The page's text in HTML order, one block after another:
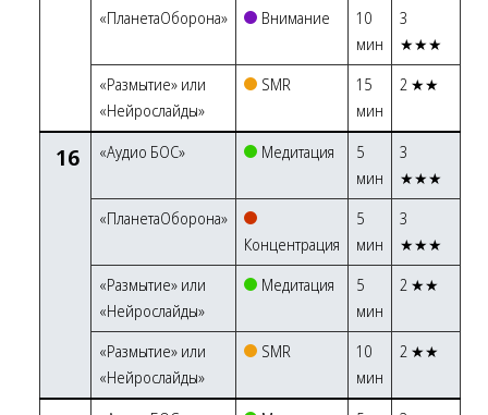
«ПланетаОборона»
Внимание
10
мин
3
★★★
«Размытие» или
«Нейрослайды»
SMR
15
мин
2 ★★
16 «Аудио БОС» Медитация
5
мин
3
★★★
«ПланетаОборона»
Концентрация
5
мин
3
★★★
«Размытие» или
«Нейрослайды»
Медитация
5
мин
2 ★★
«Размытие» или
«Нейрослайды»
SMR
10
мин
2 ★★